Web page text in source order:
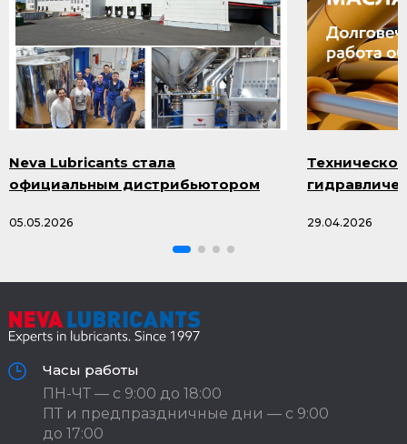
Neva Lubricants стала
официальным дистрибьютором
05.05.2026 29.04.2026
Часы работы
ПН-ЧТ — с 9:00 до 18:00
ПТ и предпраздничные дни — с 9:00
до 17:00